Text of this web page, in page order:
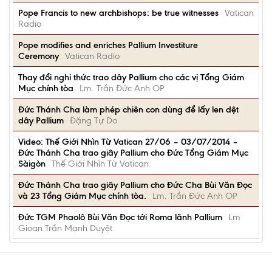
Pope Francis to new archbishops: be true witnesses Vatican
Radio
Pope modifies and enriches Pallium Investiture
Ceremony Vatican Radio
Thay đổi nghi thức trao dây Pallium cho các vị Tổng Giám
Mục chính tòa
Lm. Trần Đức Anh OP
Đức Thánh Cha làm phép chiên con dùng để lấy len dệt
dây Pallium Đặng Tự Do
Video: Thế Giới Nhìn Từ Vatican 27/06 – 03/07/2014 –
Đức Thánh Cha trao giây Pallium cho Đức Tổng Giám Mục
Sàigòn Thế Giới Nhìn Từ Vatican
Đức Thánh Cha trao giây Pallium cho Đức Cha Bùi Văn Đọc
và 23 Tổng Giám Mục chính tòa.
Lm. Trần Đức Anh OP
Đức TGM Phaolô Bùi Văn Đọc tới Roma lãnh Pallium
Lm
Gioan Trần Mạnh Duyệt